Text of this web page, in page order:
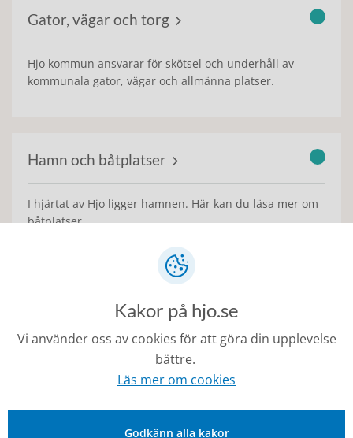
Gator, vägar och torg
Hjo kommun ansvarar för skötsel och underhåll av
kommunala gator, vägar och allmänna platser.
Hamn och båtplatser
I hjärtat av Hjo ligger hamnen. Här kan du läsa mer om
båtplatser.
Kollektivtrafik
Här hittar du information om alla former av
Kakor på hjo.se
Vi använder oss av cookies för att göra din upplevelse
bättre.
Läs mer om cookies
Godkänn alla kakor